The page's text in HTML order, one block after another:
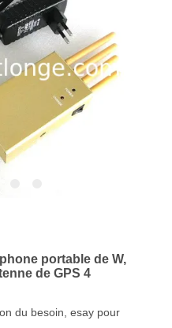
portable de W,
de GPS 4
du besoin, esay pour